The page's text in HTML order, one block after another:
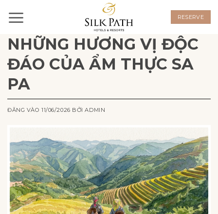
qua
dung
RESERVE
NHỮNG HƯƠNG VỊ ĐỘC
ĐÁO CỦA ẨM THỰC SA
PA
ĐĂNG VÀO11/06/2026 BỞIADMIN